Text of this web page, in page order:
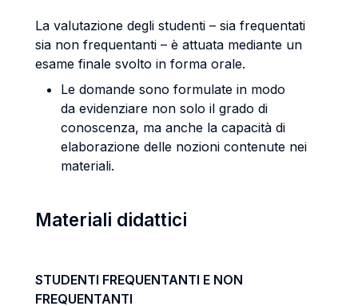
La valutazione degli studenti – sia frequentati
sia non frequentanti – è attuata mediante un
esame finale svolto in forma orale.
Le domande sono formulate in modo
da evidenziare non solo il grado di
conoscenza, ma anche la capacità di
elaborazione delle nozioni contenute nei
materiali.
Materiali didattici
STUDENTI FREQUENTANTI E NON
FREQUENTANTI